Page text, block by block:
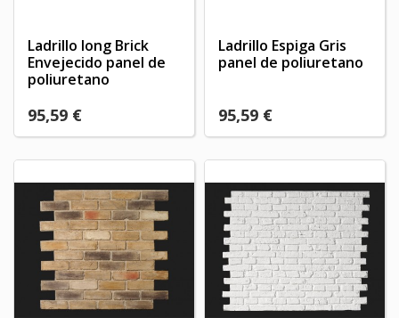
Ladrillo long Brick
Envejecido panel de
poliuretano
95,59 €
Ladrillo Espiga Gris
panel de poliuretano
95,59 €